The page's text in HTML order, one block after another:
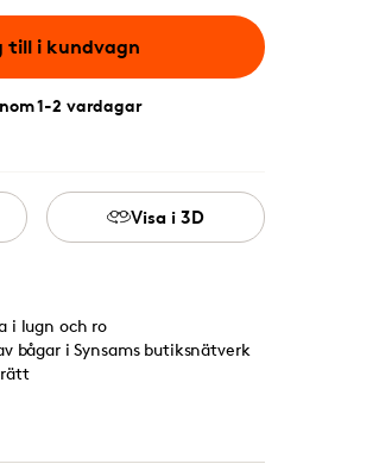
till i kundvagn
1-2 vardagar
Visa i 3D
i lugn och ro
bågar i Synsams butiksnätverk